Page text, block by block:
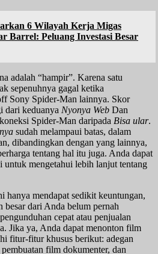
6 Wilayah Kerja Migas
Barrel: Peluang Investasi Besar
adalah “hampir”. Karena satu
sepenuhnya gagal ketika
Sony Spider-Man lainnya. Skor
dari keduanya Nyonya Web Dan
Spider-Man daripada Bisa ular.
sudah melampaui batas, dalam
dibandingkan dengan yang lainnya,
tentang hal itu juga. Anda dapat
untuk mengetahui lebih lanjut tentang
hanya mendapat sedikit keuntungan,
besar dari Anda belum pernah
cepat atau penjualan
Jika ya, Anda dapat menonton film
fitur-fitur khusus berikut: adegan
film dokumenter, dan